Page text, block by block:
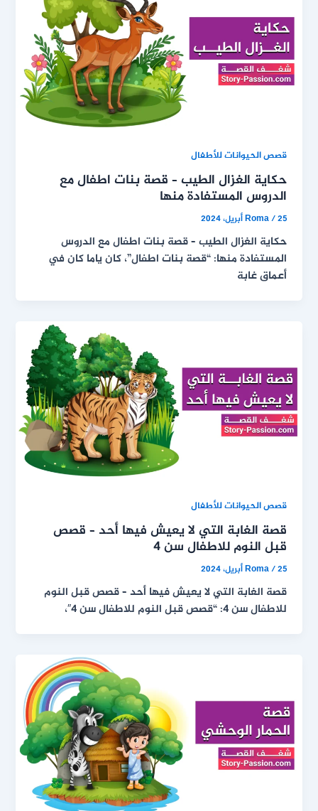
قصص الحيوانات للأطفال
حكاية الغزال الطيب – قصة بنات اطفال مع
الدروس المستفادة منها
Roma/25 أبريل، 2024
حكاية الغزال الطيب – قصة بنات اطفال مع الدروس
المستفادة منها: “قصة بنات اطفال”، كان ياما كان في
أعماق غابة
قصص الحيوانات للأطفال
قصة الغابة التي لا يعيش فيها أحد – قصص
قبل النوم للاطفال سن 4
Roma/25 أبريل، 2024
قصة الغابة التي لا يعيش فيها أحد – قصص قبل النوم
للاطفال سن 4: “قصص قبل النوم للاطفال سن 4″،